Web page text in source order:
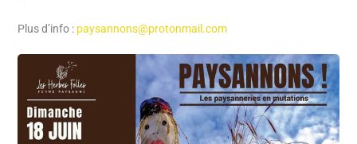
Plus d’info : paysannons@protonmail.com